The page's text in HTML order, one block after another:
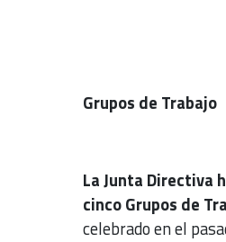
Grupos de Trabajo
La Junta Directiva
cinco Grupos de
celebrado en el